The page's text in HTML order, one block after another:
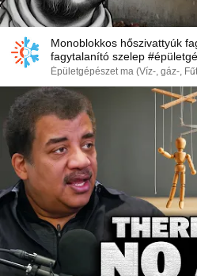
Monoblokkos hőszivattyúk
fagytalanító szelep
Épületgépészet ma (Víz-, gáz-,